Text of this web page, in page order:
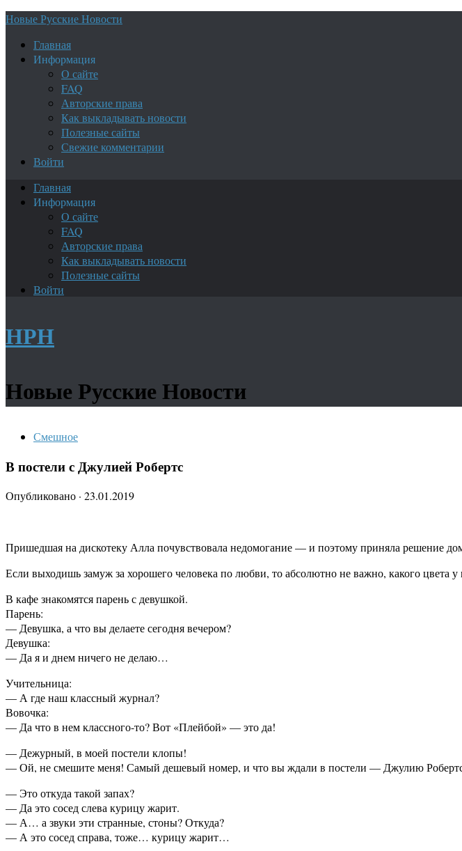
Новые Русские Новости
Главная
Информация
О сайте
FAQ
Авторские права
Как выкладывать новости
Полезные сайты
Свежие комментарии
Войти
Главная
Информация
О сайте
FAQ
Авторские права
Как выкладывать новости
Полезные сайты
Войти
НРН
Новые Русские Новости
Смешное
В постели с Джулией Робертс
Опубликовано · 23.01.2019
Пришедшая на дискотеку Алла почувствовала недомогание — и поэтому приняла решение
Если выходишь замуж за хорошего человека по любви, то абсолютно не важно, какого цвета у
В кафе знакомятся парень с девушкой.
Парень:
— Девушка, а что вы делаете сегодня вечером?
Девушка:
— Да я и днем ничего не делаю…
Учительница:
— А где наш классный журнал?
Вовочка:
— Да что в нем классного-то? Вот «Плейбой» — это да!
— Дежурный, в моей постели клопы!
— Ой, не смешите меня! Самый дешевый номер, и что вы ждали в постели — Джулию
— Это откуда такой запах?
— Да это сосед слева курицу жарит.
— А… а звуки эти странные, стоны? Откуда?
— А это сосед справа, тоже… курицу жарит…